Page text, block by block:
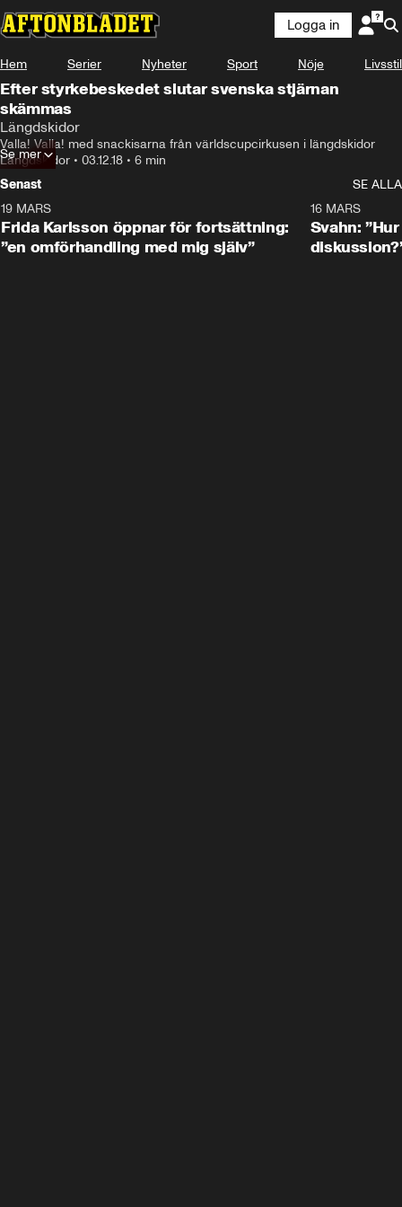
Logga in
Hem Serier Nyheter Sport Nöje Livsstil
Efter styrkebeskedet slutar svenska stjärnan
skämmas
Längdskidor
Valla! Valla! med snackisarna från världscupcirkusen i längdskidor
Längdskidor • 03.12.18 • 6 min
Se mer
Senast
SE ALLA
19 MARS
Frida Karlsson öppnar för fortsättning:
”en omförhandling med mig själv”
16 MARS
Svahn: